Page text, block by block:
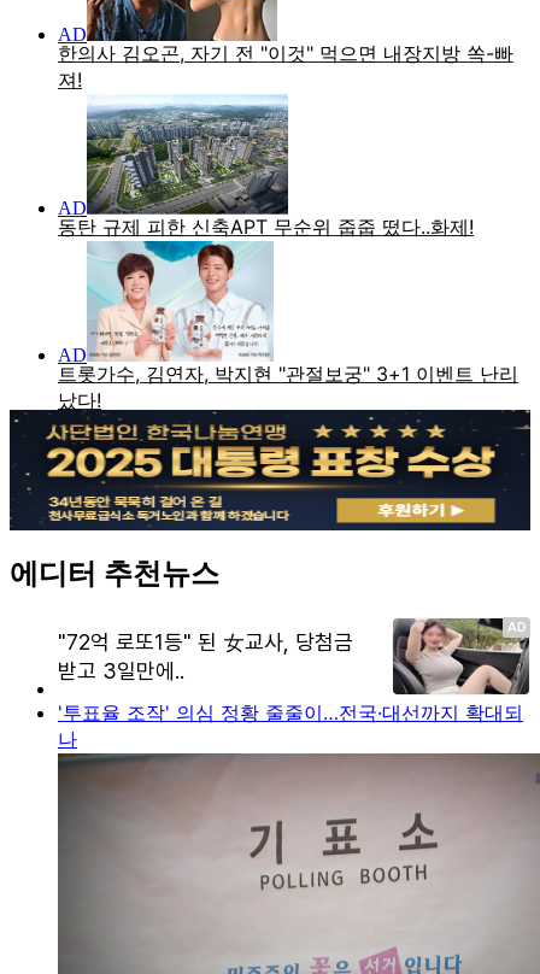
에디터 추천뉴스
'투표율 조작' 의심 정황 줄줄이…전국·대선까지 확대되
나